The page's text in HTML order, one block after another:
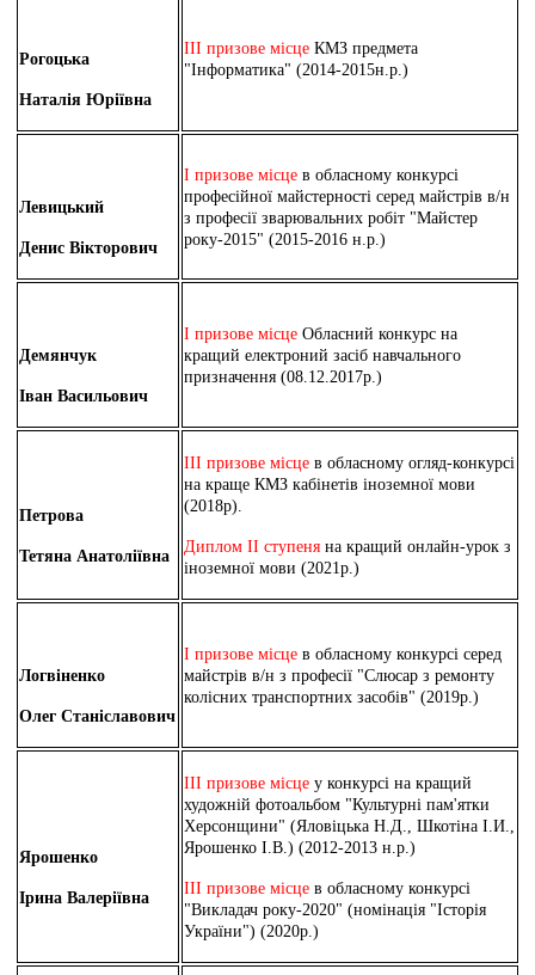
Рогоцька
Наталія Юріївна
ІІІ призове місце КМЗ предмета
"Інформатика" (2014-2015н.р.)
Левицький
Денис Вікторович
І призове місце в обласному конкурсі
професійної майстерності серед майстрів в/н
з професії зварювальних робіт "Майстер
року-2015" (2015-2016 н.р.)
Демянчук
Іван Васильович
І призове місце Обласний конкурс на
кращий електроний засіб навчального
призначення (08.12.2017р.)
Петрова
Тетяна Анатоліївна
ІІІ призове місце в обласному огляд-конкурсі
на краще КМЗ кабінетів іноземної мови
(2018р).
Диплом ІІ ступеня на кращий онлайн-урок з
іноземної мови (2021р.)
Логвіненко
Олег Станіславович
І призове місце в обласному конкурсі серед
майстрів в/н з професії "Слюсар з ремонту
колісних транспортних засобів" (2019р.)
Ярошенко
Ірина Валеріївна
ІІІ призове місце у конкурсі на кращий
художній фотоальбом "Культурні пам'ятки
Херсонщини" (Яловіцька Н.Д., Шкотіна І.И.,
Ярошенко І.В.) (2012-2013 н.р.)
ІІІ призове місце в обласному конкурсі
"Викладач року-2020" (номінація "Історія
України") (2020р.)